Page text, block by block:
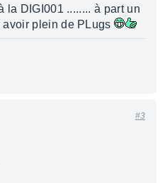
la DIGI001 ........ à part un
avoir plein de PLugs
#3